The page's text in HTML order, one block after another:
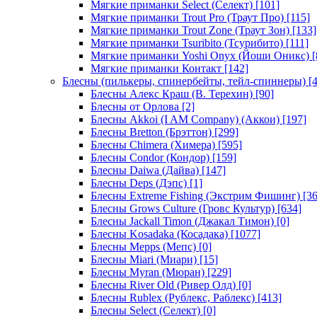
Мягкие приманки Select (Селект) [101]
Мягкие приманки Trout Pro (Траут Про) [115]
Мягкие приманки Trout Zone (Траут Зон) [133]
Мягкие приманки Tsuribito (Тсурибито) [111]
Мягкие приманки Yoshi Onyx (Йоши Оникс)
Мягкие приманки Контакт [142]
Блесны (пилькеры, спинербейты, тейл-спиннеры)
Блесны Алекс Краш (В. Терехин) [90]
Блесны от Орлова [2]
Блесны Akkoi (I AM Company) (Аккои) [197]
Блесны Bretton (Брэттон) [299]
Блесны Chimera (Химера) [595]
Блесны Condor (Кондор) [159]
Блесны Daiwa (Дайва) [147]
Блесны Deps (Дэпс) [1]
Блесны Extreme Fishing (Экстрим Фишинг)
Блесны Grows Culture (Гровс Культур) [634]
Блесны Jackall Timon (Джакал Тимон) [0]
Блесны Kosadaka (Косадака) [1077]
Блесны Mepps (Мепс) [0]
Блесны Miari (Миари) [15]
Блесны Myran (Мюран) [229]
Блесны River Old (Ривер Олд) [0]
Блесны Rublex (Рублекс, Раблекс) [413]
Блесны Select (Селект) [0]